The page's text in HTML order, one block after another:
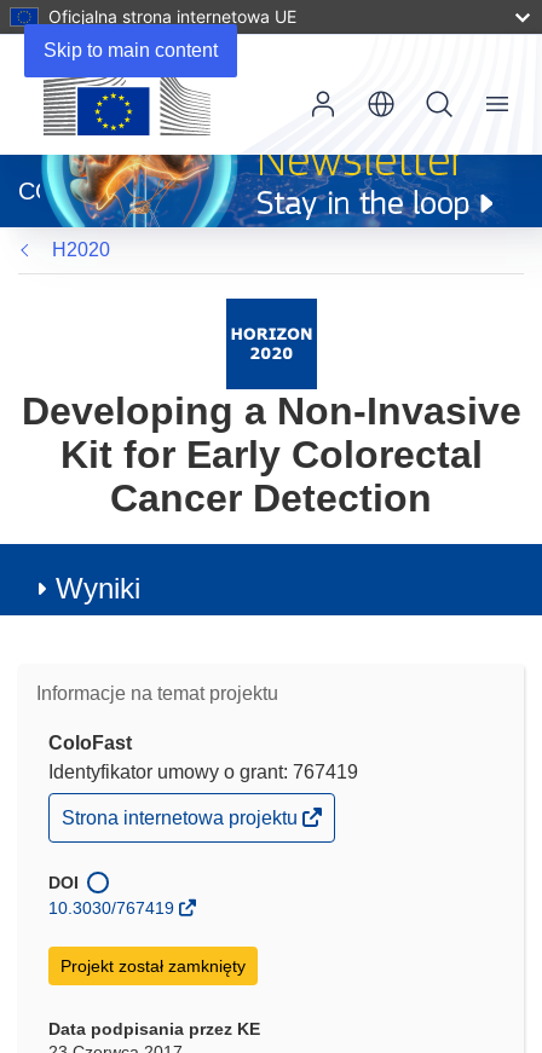
Skip to main content
Oficjalna strona internetowa UE
otworzy
się
w
nowym
oknie)
CORDIS
Menu
H2020
Developing a Non-Invasive
Kit for Early Colorectal
Cancer Detection
Wyniki
Informacje na temat projektu
ColoFast
Identyfikator umowy o grant: 767419
(odnośnik
otworzy
w
nowym
Strona internetowa projektu
DOI
10.3030/767419
Projekt został zamknięty
Data podpisania przez KE